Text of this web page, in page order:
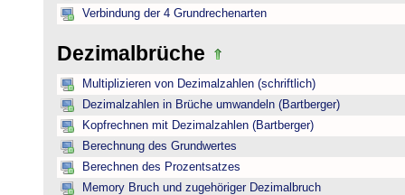
Verbindung der 4 Grundrechenarten
Dezimalbrüche
Multiplizieren von Dezimalzahlen (schriftlich)
Dezimalzahlen in Brüche umwandeln (Bartberger)
Kopfrechnen mit Dezimalzahlen (Bartberger)
Berechnung des Grundwertes
Berechnen des Prozentsatzes
Memory Bruch und zugehöriger Dezimalbruch